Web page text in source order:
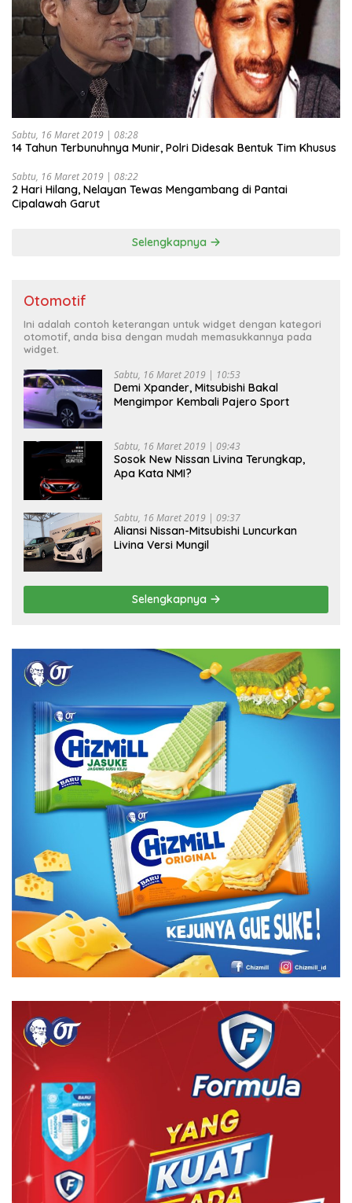
Sabtu, 16 Maret 2019 | 08:28
14 Tahun Terbunuhnya Munir, Polri Didesak Bentuk Tim Khusus
Sabtu, 16 Maret 2019 | 08:22
2 Hari Hilang, Nelayan Tewas Mengambang di Pantai
Cipalawah Garut
Selengkapnya
Otomotif
Ini adalah contoh keterangan untuk widget dengan kategori
otomotif, anda bisa dengan mudah memasukkannya pada
widget.
Sabtu, 16 Maret 2019 | 10:53
Demi Xpander, Mitsubishi Bakal
Mengimpor Kembali Pajero Sport
Sabtu, 16 Maret 2019 | 09:43
Sosok New Nissan Livina Terungkap,
Apa Kata NMI?
Sabtu, 16 Maret 2019 | 09:37
Aliansi Nissan-Mitsubishi Luncurkan
Livina Versi Mungil
Selengkapnya